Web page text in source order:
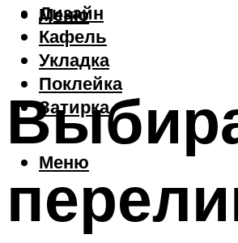
Дизайн
Кафель
Укладка
Поклейка
Затирка
Меню
Меню